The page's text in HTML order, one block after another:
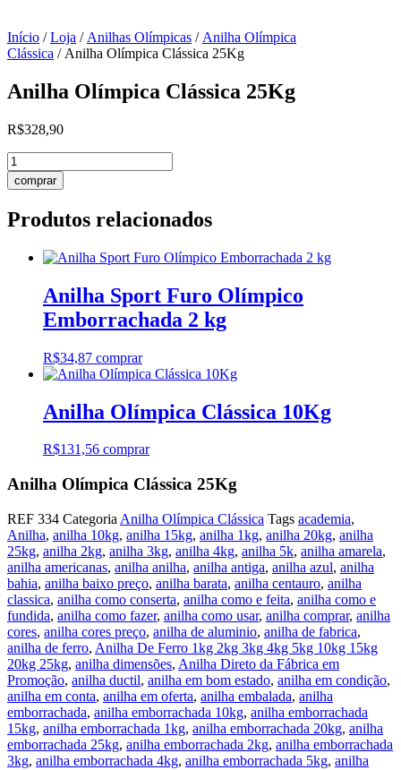
Início /Loja / Anilhas Olímpicas / Anilha Olímpica
Clássica / Anilha Olímpica Clássica 25Kg
Anilha Olímpica Clássica 25Kg
R$328,90
Anilha
Olímpica
Clássica
quantidade
comprar
Produtos relacionados
Anilha Sport Furo Olímpico
Emborrachada 2 kg
R$34,87 comprar
Anilha Olímpica Clássica 10Kg
R$131,56 comprar
Anilha Olímpica Clássica 25Kg
REF 334 Categoria Anilha Olímpica Clássica Tags academia,
Anilha, anilha 10kg, anilha 15kg, anilha 1kg, anilha 20kg, anilha
25kg, anilha 2kg, anilha 3kg, anilha 4kg, anilha 5k, anilha amarela,
anilha americanas, anilha anilha, anilha antiga, anilha azul, anilha
bahia, anilha baixo preço, anilha barata, anilha centauro, anilha
classica, anilha como conserta, anilha como e feita, anilha como e
fundida, anilha como fazer, anilha como usar, anilha comprar, anilha
cores, anilha cores preço, anilha de aluminio, anilha de fabrica,
anilha de ferro, Anilha De Ferro 1kg 2kg 3kg 4kg 5kg 10kg 15kg
20kg 25kg, anilha dimensões, Anilha Direto da Fábrica em
Promoção‎, anilha ductil, anilha em bom estado, anilha em condição,
anilha em conta, anilha em oferta, anilha embalada, anilha
emborrachada, anilha emborrachada 10kg, anilha emborrachada
15kg, anilha emborrachada 1kg, anilha emborrachada 20kg, anilha
emborrachada 25kg, anilha emborrachada 2kg, anilha emborrachada
3kg, anilha emborrachada 4kg, anilha emborrachada 5kg, anilha